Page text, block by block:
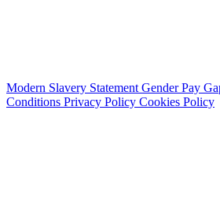
Modern Slavery Statement Gender Pay
Conditions Privacy Policy Cookies Policy